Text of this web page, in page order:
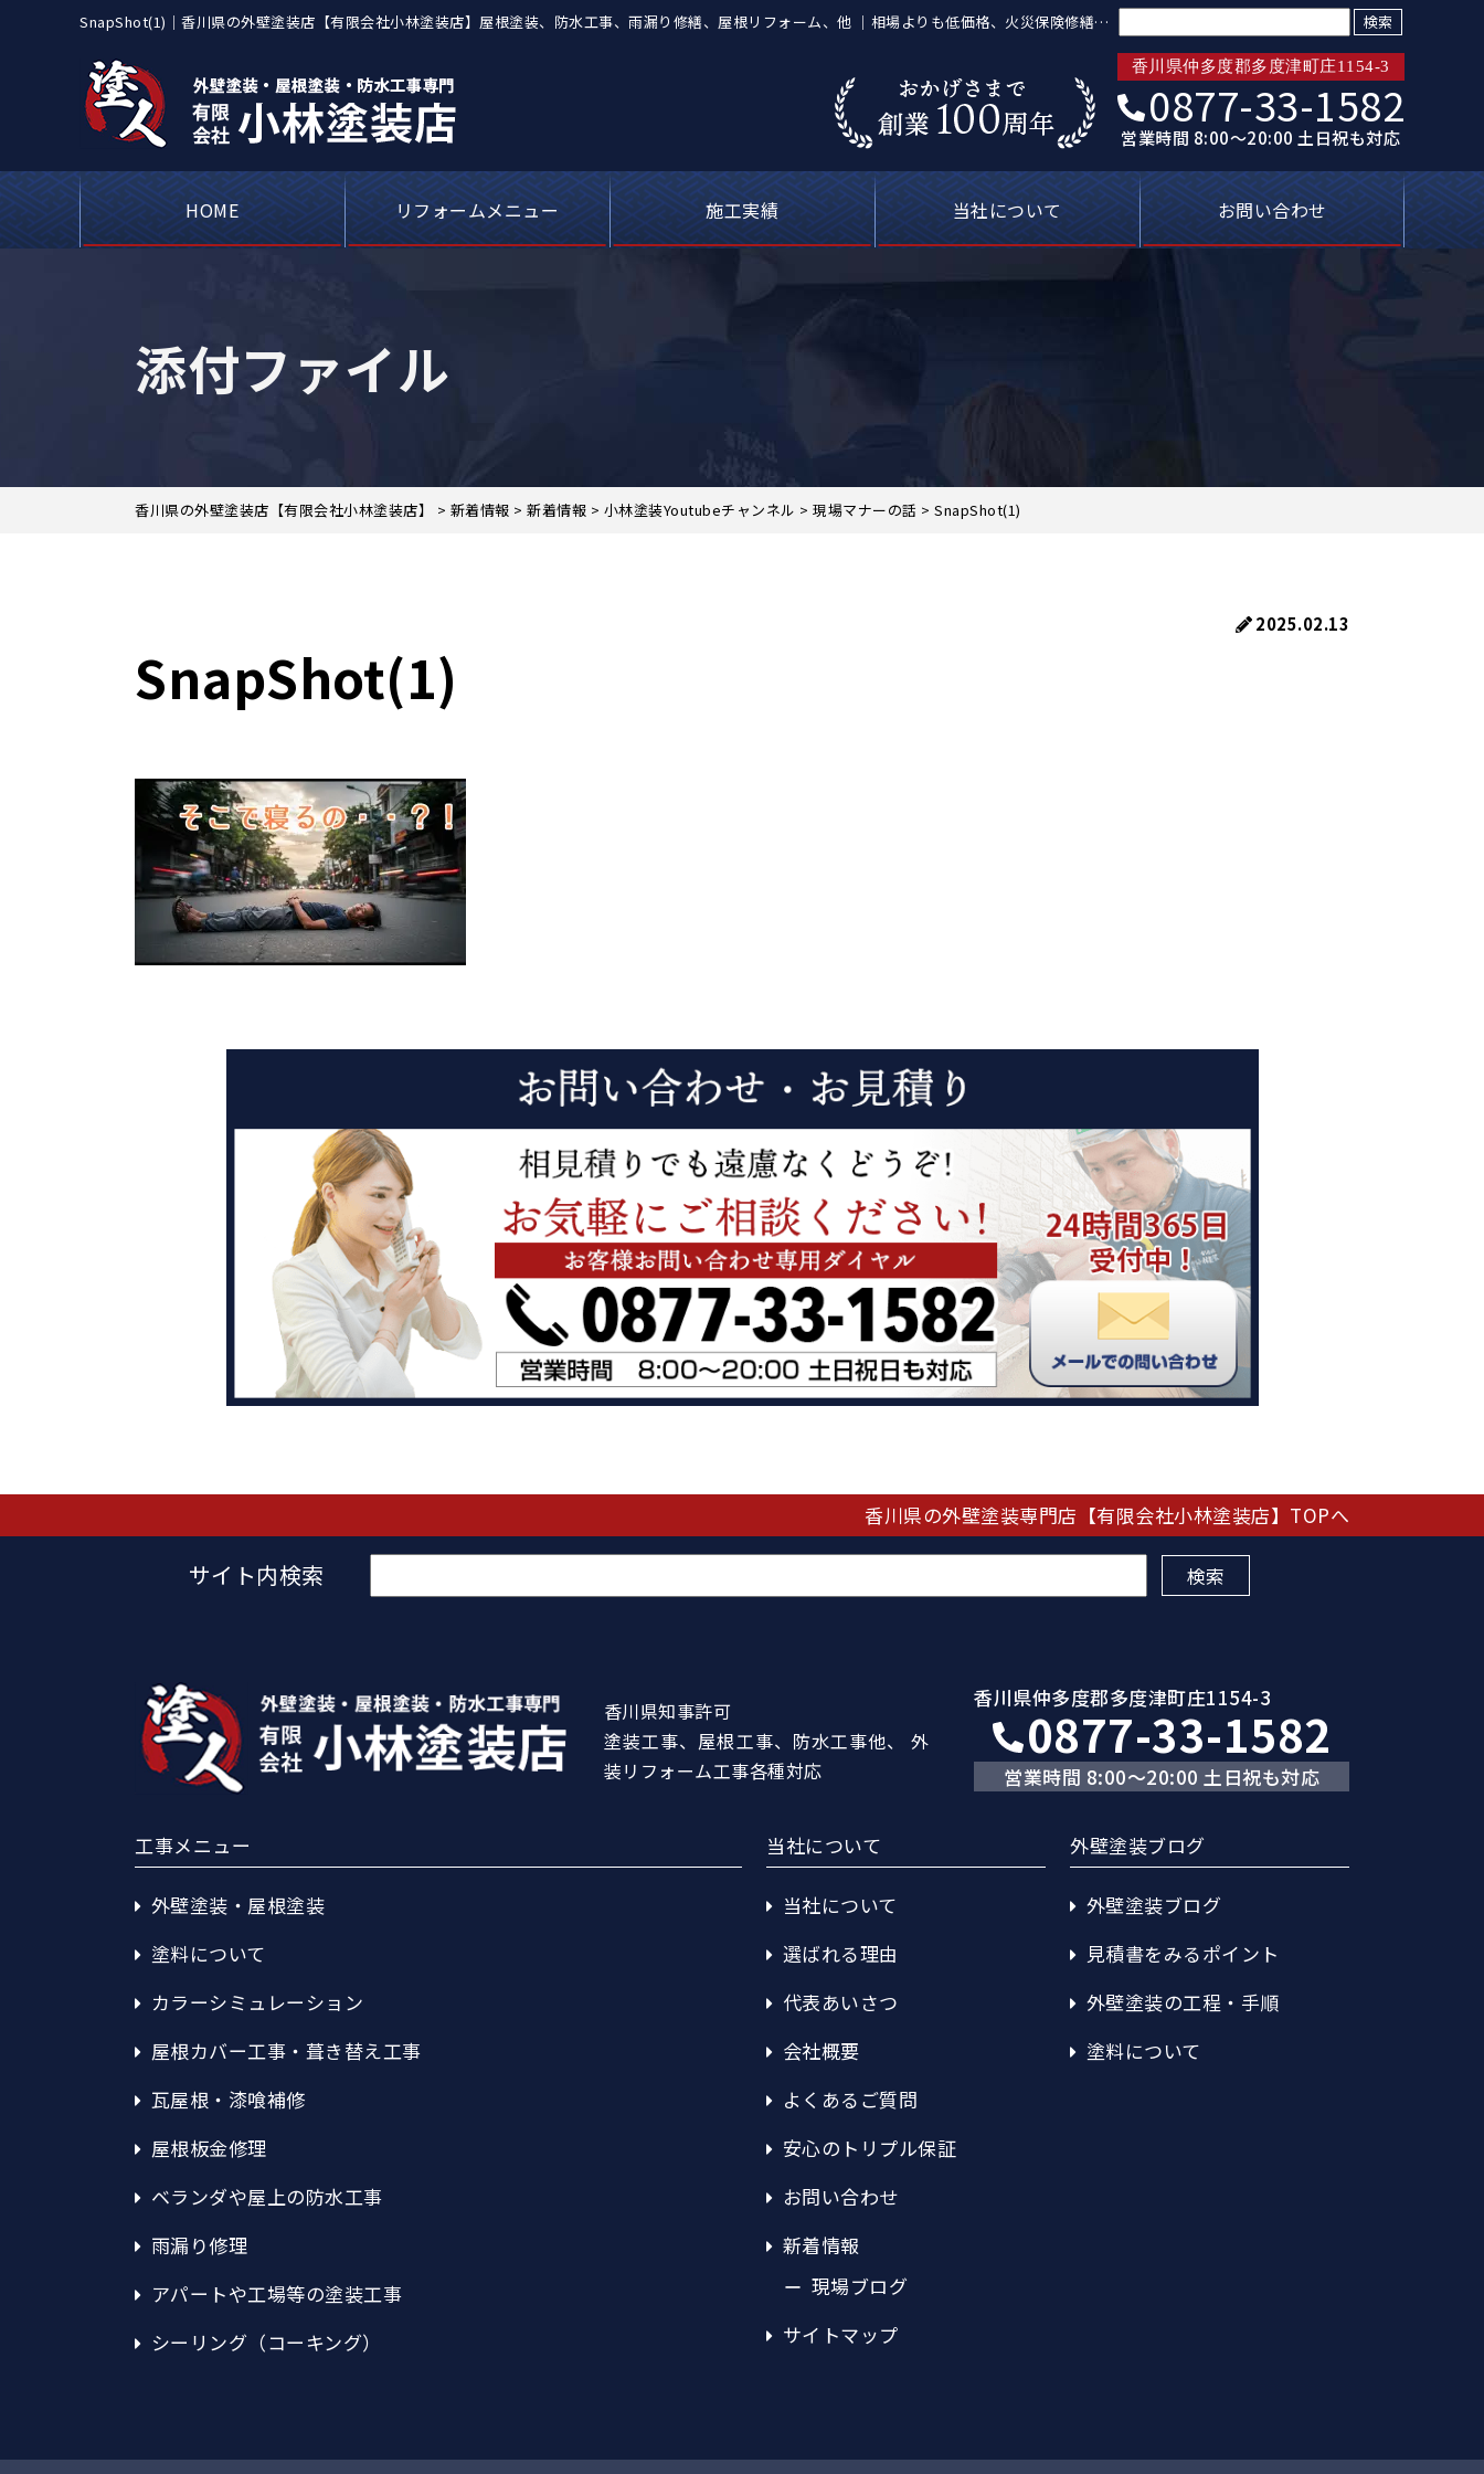
SnapShot(1)｜香川県の外壁塗装店【有限会社小林塗装店】屋根塗装、防水工事、雨漏り修繕、屋根リフォーム、他 ｜相場よりも低価格、火災保険修繕も
香川県仲多度郡多度津町庄1154-3
0877-33-1582
営業時間 8:00～20:00 土日祝も対応
HOME リフォームメニュー
塗料について
カラーシミュレーション
外壁塗装・屋根塗装の費用について
雨漏り修理
施工実績
現場ブログ
お客さまの声
当社について お問い合わせ
添付ファイル
香川県の外壁塗装店【有限会社小林塗装店】 > 新着情報 > 新着情報 > 小林塗装Youtubeチャンネル > 現場マナーの話 > SnapShot(1)
2025.02.13
SnapShot(1)
香川県の外壁塗装専門店【有限会社小林塗装店】TOPへ
サイト内検索
索:
香川県知事許可
塗装工事、屋根工事、防水工事他、 外
装リフォーム工事各種対応
香川県仲多度郡多度津町庄1154-3
0877-33-1582
営業時間 8:00～20:00 土日祝も対応
工事メニュー
外壁塗装・屋根塗装
塗料について
カラーシミュレーション
屋根カバー工事・葺き替え工事
瓦屋根・漆喰補修
屋根板金修理
ベランダや屋上の防水工事
雨漏り修理
アパートや工場等の塗装工事
シーリング（コーキング）
当社について
当社について
選ばれる理由
代表あいさつ
会社概要
よくあるご質問
安心のトリプル保証
お問い合わせ
新着情報
現場ブログ
サイトマップ
外壁塗装ブログ
外壁塗装ブログ
見積書をみるポイント
外壁塗装の工程・手順
塗料について